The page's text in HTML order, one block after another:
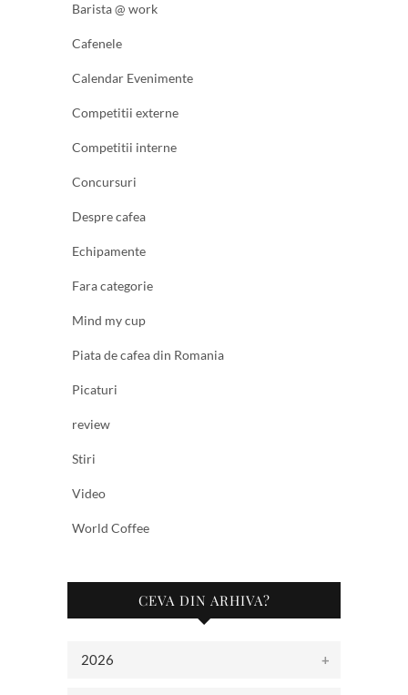
Barista @ work
Cafenele
Calendar Evenimente
Competitii externe
Competitii interne
Concursuri
Despre cafea
Echipamente
Fara categorie
Mind my cup
Piata de cafea din Romania
Picaturi
review
Stiri
Video
World Coffee
CEVA DIN ARHIVA?
2026